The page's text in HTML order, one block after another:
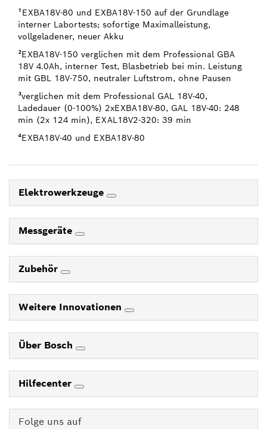
¹EXBA18V-80 und EXBA18V-150 auf der Grundlage
interner Labortests; sofortige Maximalleistung,
vollgeladener, neuer Akku
²EXBA18V-150 verglichen mit dem Professional GBA
18V 4.0Ah, interner Test, Blasbetrieb bei min. Leistung
mit GBL 18V-750, neutraler Luftstrom, ohne Pausen
³verglichen mit dem Professional GAL 18V-40,
Ladedauer (0-100%) 2xEXBA18V-80, GAL 18V-40: 248
min (2x 124 min), EXAL18V2-320: 39 min
⁴EXBA18V-40 und EXBA18V-80
Elektrowerkzeuge
Messgeräte
Zubehör
Weitere Innovationen
Über Bosch
Hilfecenter
Folge uns auf